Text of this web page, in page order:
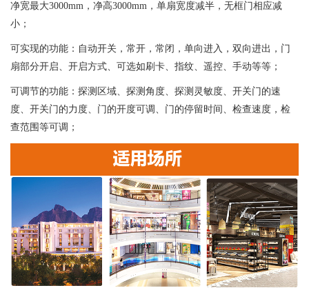
净宽最大3000mm，净高3000mm，单扇宽度减半，无框门相应减
小；
可实现的功能：自动开关，常开，常闭，单向进入，双向进出，门
扇部分开启、开启方式、可选如刷卡、指纹、遥控、手动等等；
可调节的功能：探测区域、探测角度、探测灵敏度、开关门的速
度、开关门的力度、门的开度可调、门的停留时间、检查速度，检
查范围等可调；